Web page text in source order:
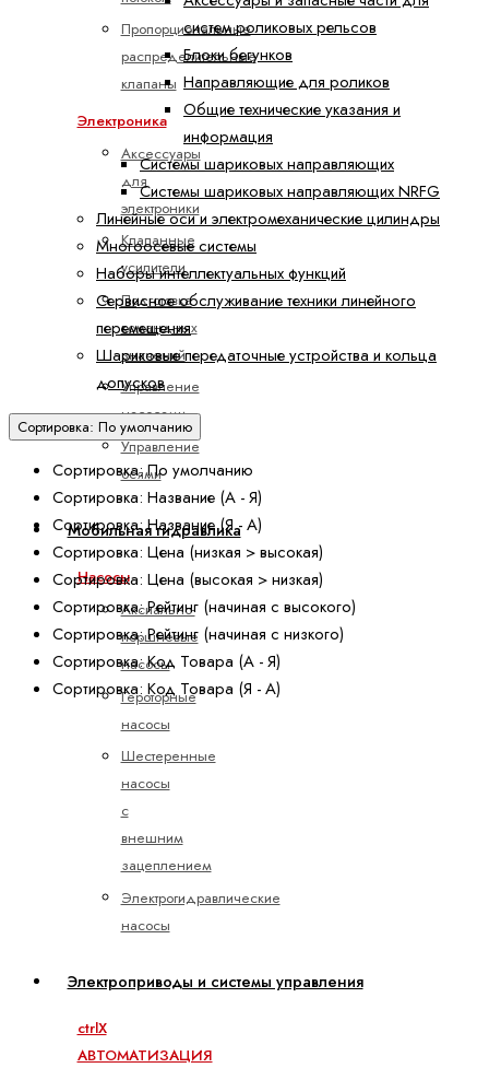
Пропорциональные
распределительные
клапаны
Электроника
Аксессуары
для
электроники
Клапанные
усилители
Подготовка
командных
значений
Управление
насосами
Управление
осями
Мобильная гидравлика
Насосы
Аксиально-
поршневые
насосы
Героторные
насосы
Шестеренные
насосы
с
внешним
зацеплением
Электрогидравлические
насосы
Электроприводы и системы управления
ctrlX
АВТОМАТИЗАЦИЯ
систем роликовых рельсов
Блоки бегунков
Направляющие для роликов
Общие технические указания и
информация
Системы шариковых направляющих
Системы шариковых направляющих NRFG
Линейные оси и электромеханические цилиндры
Многоосевые системы
Наборы интеллектуальных функций
Сервисное обслуживание техники линейного
перемещения
Шариковые передаточные устройства и кольца
допусков
Сортировка: По умолчанию
Сортировка: По умолчанию
Сортировка: Название (А - Я)
Сортировка: Название (Я - А)
Сортировка: Цена (низкая > высокая)
Сортировка: Цена (высокая > низкая)
Сортировка: Рейтинг (начиная с высокого)
Сортировка: Рейтинг (начиная с низкого)
Сортировка: Код Товара (А - Я)
Сортировка: Код Товара (Я - А)